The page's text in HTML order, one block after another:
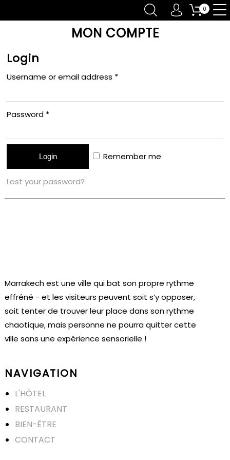
0
MON COMPTE
Login
Username or email address *
Password *
Remember me
Lost your password?
Marrakech est une ville qui bat son propre rythme
effréné - et les visiteurs peuvent soit s’y opposer,
soit tenter de trouver leur place dans son rythme
chaotique, mais personne ne pourra quitter cette
ville sans une expérience sensorielle !
NAVIGATION
L'HÔTEL
RESTAURANT
BIEN-ÊTRE
CONTACT